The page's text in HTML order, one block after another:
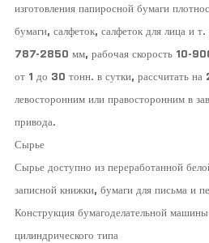
изготовления папиросной бумаги
бумаги, салфеток, салфеток для лица и
787-2850 мм, рабочая скорость 10-
от 1 до 30 тонн. в сутки, рассчитать
левосторонним или правосторонним в
привода.
Сырье
Сырье доступно из переработанной
записной книжки, бумаги для письма и
Конструкция бумагоделательной
цилиндрического типа